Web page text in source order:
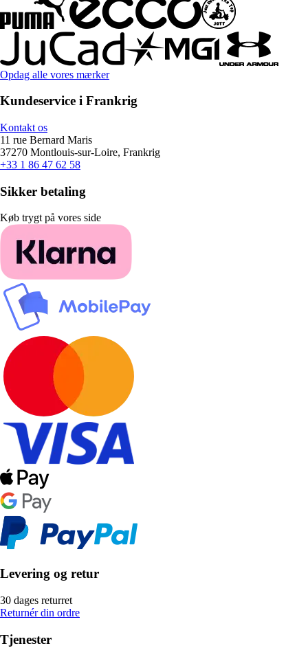
Opdag alle vores mærker
Kundeservice i Frankrig
Kontakt os
11 rue Bernard Maris
37270 Montlouis-sur-Loire, Frankrig
+33 1 86 47 62 58
Sikker betaling
Køb trygt på vores side
Levering og retur
30 dages returret
Returnér din ordre
Tjenester